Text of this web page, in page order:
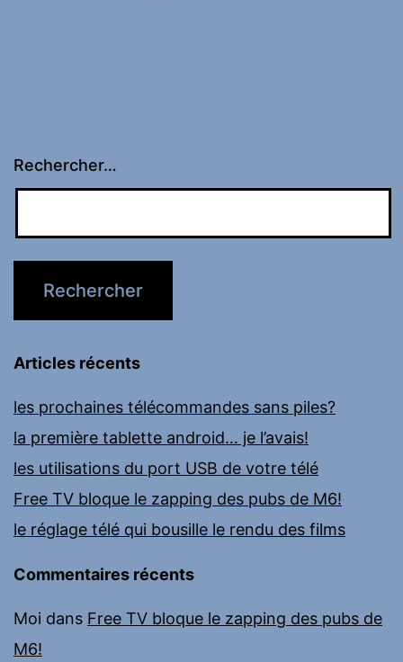
Rechercher…
Articles récents
les prochaines télécommandes sans piles?
la première tablette android… je l’avais!
les utilisations du port USB de votre télé
Free TV bloque le zapping des pubs de M6!
le réglage télé qui bousille le rendu des films
Commentaires récents
Moi dans Free TV bloque le zapping des pubs de
M6!